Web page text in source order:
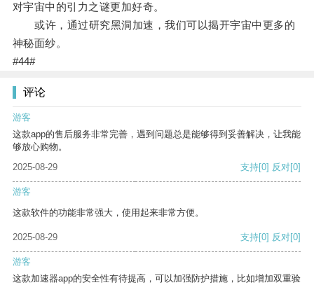
对宇宙中的引力之谜更加好奇。
或许，通过研究黑洞加速，我们可以揭开宇宙中更多的
神秘面纱。
#44#
评论
游客
这款app的售后服务非常完善，遇到问题总是能够得到妥善解决，让我能
够放心购物。
2025-08-29
支持[0] 反对[0]
游客
这款软件的功能非常强大，使用起来非常方便。
2025-08-29 支持[0] 反对[0]
游客
这款加速器app的安全性有待提高，可以加强防护措施，比如增加双重验